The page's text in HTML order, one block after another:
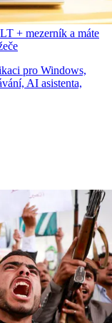
+ mezerník a máte
pro Windows,
AI asistenta,